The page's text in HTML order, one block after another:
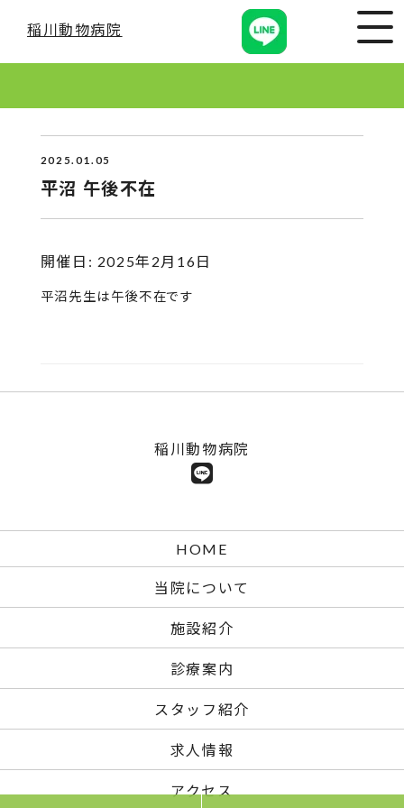
稲川動物病院
2025.01.05
平沼 午後不在
開催日: 2025年2月16日
平沼先生は午後不在です
稲川動物病院
HOME
当院について
施設紹介
診療案内
スタッフ紹介
求人情報
アクセス